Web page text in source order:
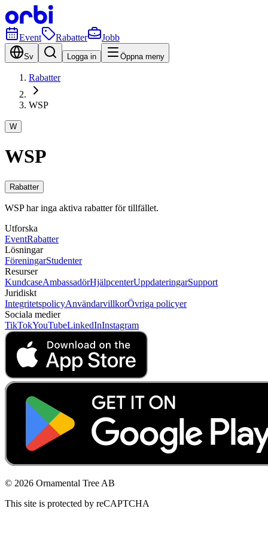
Event Rabatter Jobb
Sv Logga in Öppna meny
Rabatter
WSP
W
WSP
Rabatter
WSP har inga aktiva rabatter för tillfället.
Utforska
EventRabatter
Lösningar
FöreningarStudenter
Resurser
KundcaseAmbassadörHjälpcenterUppdateringarSupport
Juridiskt
IntegritetspolicyAnvändarvillkorÖvriga policyer
Sociala medier
TikTokYouTubeLinkedInInstagram
© 2026 Ornamental Tree AB
This site is protected by reCAPTCHA